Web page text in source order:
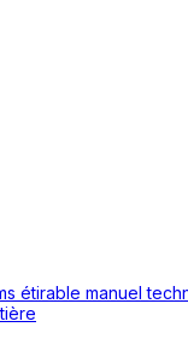
étirable manuel